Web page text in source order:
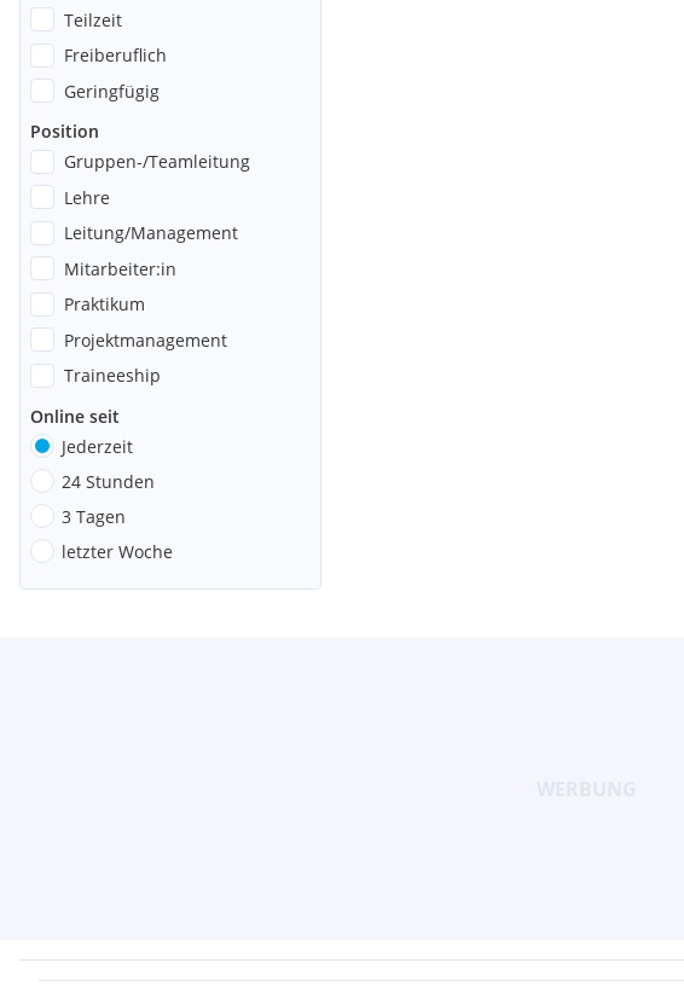
Teilzeit
Freiberuflich
Geringfügig
Position
Gruppen-/Teamleitung
Lehre
Leitung/Management
Mitarbeiter:in
Praktikum
Projektmanagement
Traineeship
Online seit
Jederzeit
24 Stunden
3 Tagen
letzter Woche